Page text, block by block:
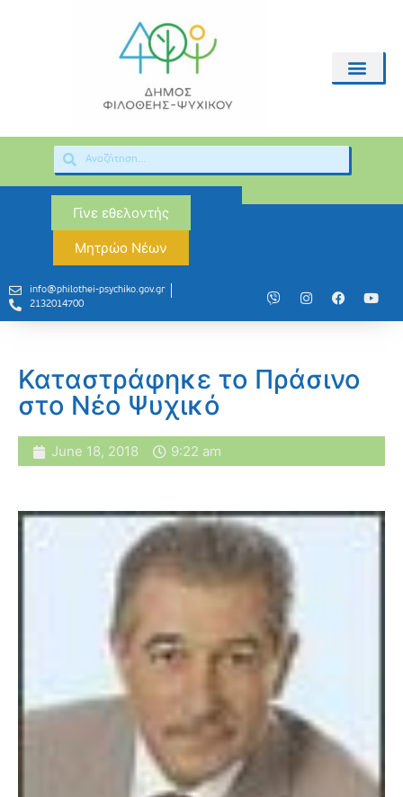
Γίνε εθελοντής
Μητρώο Νέων
info@philothei-psychiko.gov.gr
2132014700
Καταστράφηκε το Πράσινο
στο Νέο Ψυχικό
June 18, 2018 9:22 am